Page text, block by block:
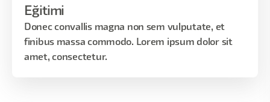
Eğitimi
Donec convallis magna non sem vulputate, et
finibus massa commodo. Lorem ipsum dolor sit
amet, consectetur.